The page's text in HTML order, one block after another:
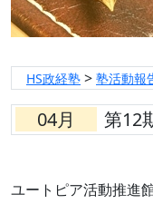
HS政経塾 > 塾活動報
04月 第12
ユートピア活動推進